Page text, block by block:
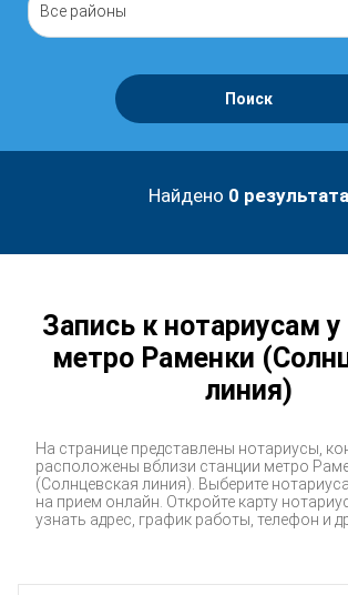
Все районы
Поиск
Найдено 0 результата
Запись к нотариусам
метро Раменки
линия)
На странице представлены нотариусы,
расположены вблизи станции метро
(Солнцевская линия). Выберите
на прием онлайн. Откройте карту
узнать адрес, график работы, телефон и